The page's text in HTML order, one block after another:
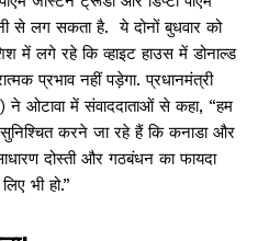
से लग सकता है. ये दोनों बुधवार को
लगे रहे कि व्हाइट हाउस में डोनाल्ड
प्रभाव नहीं पड़ेगा. प्रधानमंत्री
ओटावा में संवाददाताओं से कहा, “हम
करने जा रहे हैं कि कनाडा और
दोस्ती और गठबंधन का फायदा
भी हो.”